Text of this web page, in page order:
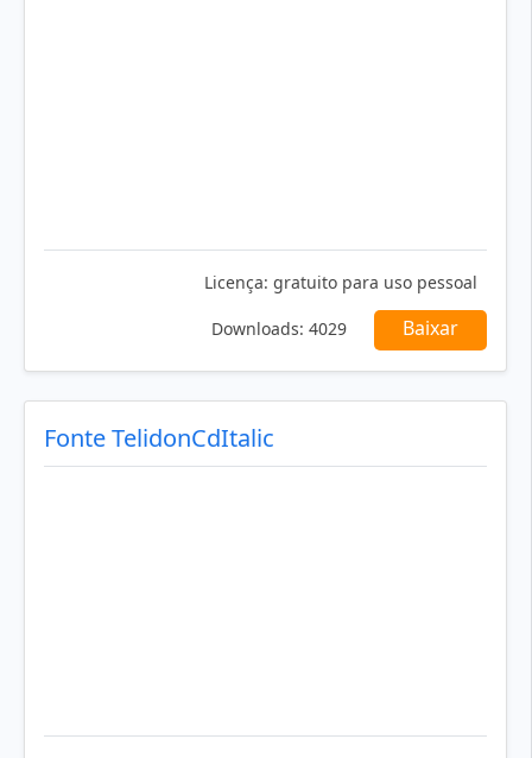
Licença: gratuito para uso pessoal
Downloads: 4029 Baixar
Fonte TelidonCdItalic